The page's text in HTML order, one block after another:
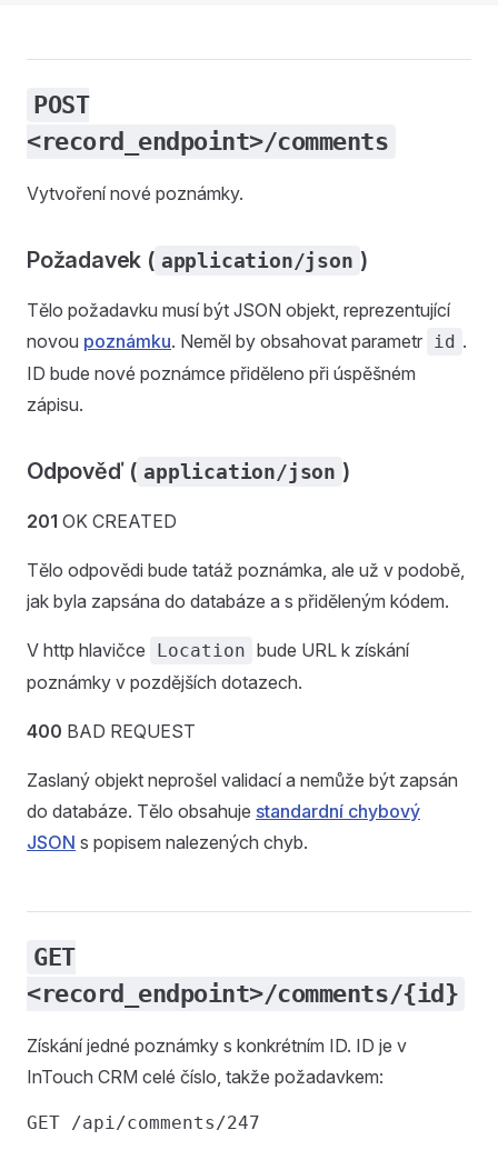
POST
<record_endpoint>/comments
Vytvoření nové poznámky.
Požadavek ( application/json )
Tělo požadavku musí být JSON objekt, reprezentující
novou poznámku. Neměl by obsahovat parametr id .
ID bude nové poznámce přiděleno při úspěšném
zápisu.
Odpověď ( application/json )
201 OK CREATED
Tělo odpovědi bude tatáž poznámka, ale už v podobě,
jak byla zapsána do databáze a s přiděleným kódem.
V http hlavičce Location bude URL k získání
poznámky v pozdějších dotazech.
400 BAD REQUEST
Zaslaný objekt neprošel validací a nemůže být zapsán
do databáze. Tělo obsahuje standardní chybový
JSON s popisem nalezených chyb.
GET
<record_endpoint>/comments/{id}
Získání jedné poznámky s konkrétním ID. ID je v
InTouch CRM celé číslo, takže požadavkem: